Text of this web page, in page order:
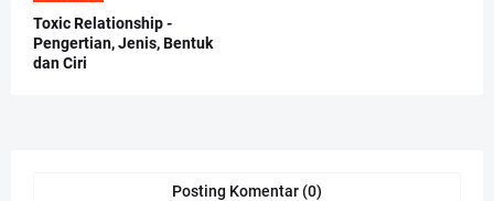
Toxic Relationship -
Pengertian, Jenis, Bentuk
dan Ciri
Posting Komentar (0)